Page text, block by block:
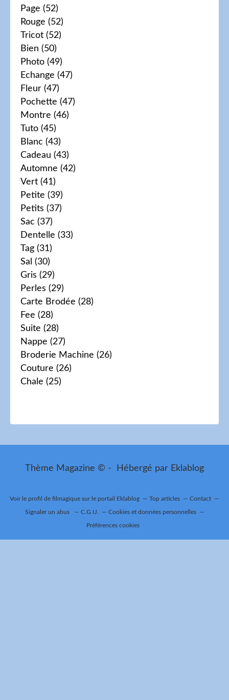
Page (52)
Rouge (52)
Tricot (52)
Bien (50)
Photo (49)
Echange (47)
Fleur (47)
Pochette (47)
Montre (46)
Tuto (45)
Blanc (43)
Cadeau (43)
Automne (42)
Vert (41)
Petite (39)
Petits (37)
Sac (37)
Dentelle (33)
Tag (31)
Sal (30)
Gris (29)
Perles (29)
Carte Brodée (28)
Fee (28)
Suite (28)
Nappe (27)
Broderie Machine (26)
Couture (26)
Chale (25)
Thème Magazine © - Hébergé par Eklablog
Voir le profil de filmagique sur le portail Eklablog Top articles Contact
Signaler un abus C.G.U. Cookies et données personnelles
Préférences cookies